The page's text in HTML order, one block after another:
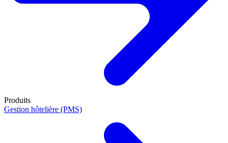
Produits
Gestion hôtelière (PMS)